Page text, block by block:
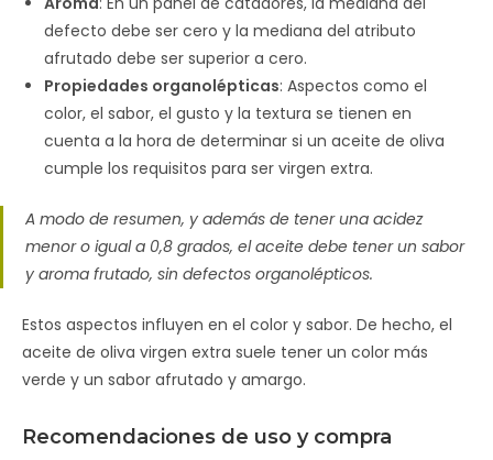
defecto debe ser cero y la mediana del atributo
afrutado debe ser superior a cero.
Propiedades organolépticas: Aspectos como el
color, el sabor, el gusto y la textura se tienen en
cuenta a la hora de determinar si un aceite de oliva
cumple los requisitos para ser virgen extra.
A modo de resumen, y además de tener una acidez
menor o igual a 0,8 grados, el aceite debe tener un sabor
y aroma frutado, sin defectos organolépticos.
Estos aspectos influyen en el color y sabor. De hecho, el
aceite de oliva virgen extra suele tener un color más
verde y un sabor afrutado y amargo.
Recomendaciones de uso y compra